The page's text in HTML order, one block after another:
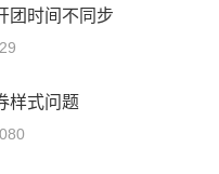
团时间不同步
样式问题